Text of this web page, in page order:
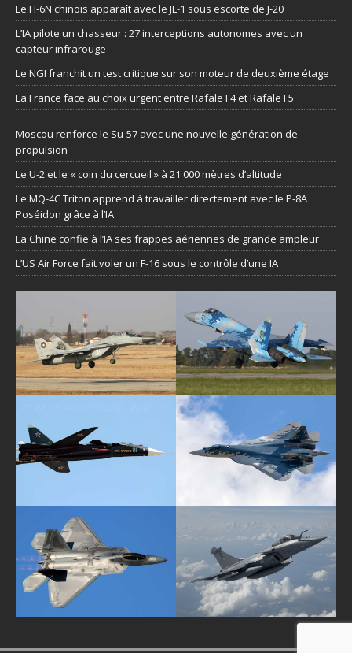
Le H-6N chinois apparaît avec le JL-1 sous escorte de J-20
L’IA pilote un chasseur : 27 interceptions autonomes avec un
capteur infrarouge
Le NGI franchit un test critique sur son moteur de deuxième étage
La France face au choix urgent entre Rafale F4 et Rafale F5
Moscou renforce le Su-57 avec une nouvelle génération de
propulsion
Le U-2 et le « coin du cercueil » à 21 000 mètres d’altitude
Le MQ-4C Triton apprend à travailler directement avec le P-8A
Poséidon grâce à l’IA
La Chine confie à l’IA ses frappes aériennes de grande ampleur
L’US Air Force fait voler un F-16 sous le contrôle d’une IA